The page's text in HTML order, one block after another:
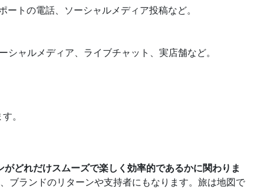
トの電話、ソーシャルメディア投稿など。
ャルメディア、ライブチャット、実店舗など。
。
どれだけスムーズで楽しく効率的であるかに関わりま
ブランドのリターンや支持者にもなります。旅は地図で